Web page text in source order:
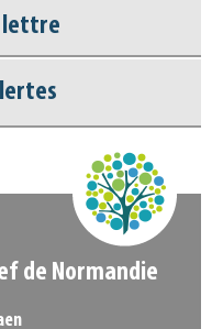
lettre
de Normandie